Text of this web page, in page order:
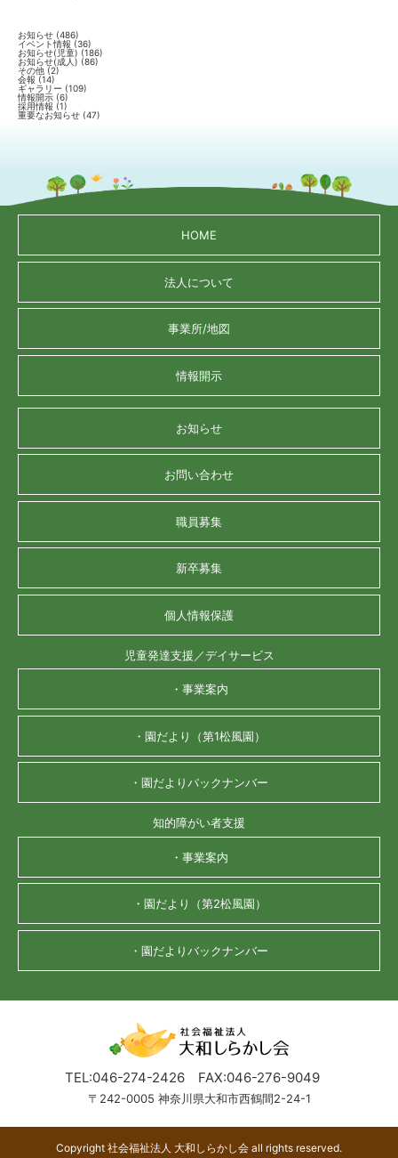
お知らせ (486)
イベント情報 (36)
お知らせ(児童) (186)
お知らせ(成人) (86)
その他 (2)
会報 (14)
ギャラリー (109)
情報開示 (6)
採用情報 (1)
重要なお知らせ (47)
HOME
法人について
事業所/地図
情報開示
お知らせ
お問い合わせ
職員募集
新卒募集
個人情報保護
児童発達支援／デイサービス
・事業案内
・園だより（第1松風園）
・園だよりバックナンバー
知的障がい者支援
・事業案内
・園だより（第2松風園）
・園だよりバックナンバー
TEL:046-274-2426 FAX:046-276-9049
〒242-0005 神奈川県大和市西鶴間2-24-1
Copyright 社会福祉法人 大和しらかし会 all rights reserved.